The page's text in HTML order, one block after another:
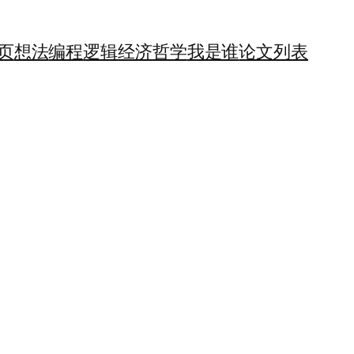
想法编程逻辑经济哲学我是谁论文列表